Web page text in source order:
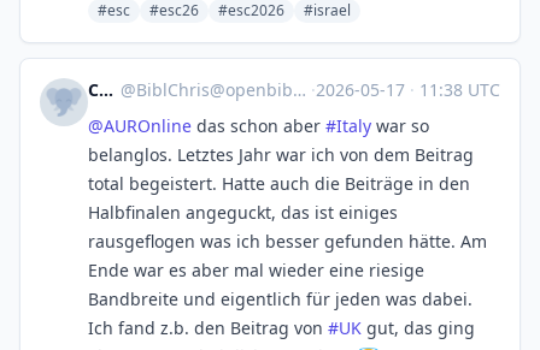
#esc #esc26 #esc2026 #israel
Chris @BiblChris@openbiblio.social ·2026-05-17 · 11:38 UTC
@AUROnline das schon aber #Italy war so
belanglos. Letztes Jahr war ich von dem Beitrag
total begeistert. Hatte auch die Beiträge in den
Halbfinalen angeguckt, das ist einiges
rausgeflogen was ich besser gefunden hätte. Am
Ende war es aber mal wieder eine riesige
Bandbreite und eigentlich für jeden was dabei.
Ich fand z.b. den Beitrag von #UK gut, das ging